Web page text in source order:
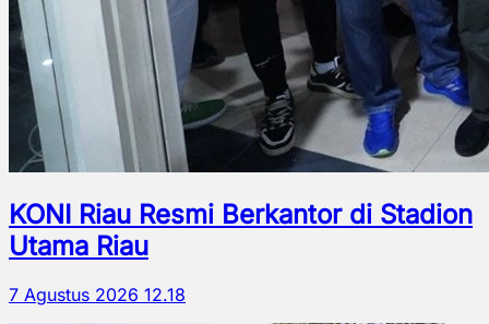
KONI Riau Resmi Berkantor di Stadion
Utama Riau
7 Agustus 2026 12.18